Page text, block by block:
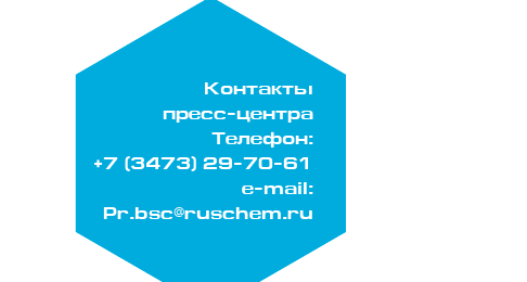
Контакты
пресс-центра
Телефон:
+7 (3473) 29-70-61
e-mail:
Pr.bsc@ruschem.ru